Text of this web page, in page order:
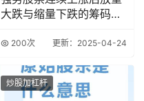
大跌与缩量下跌的筹码结
200次 更新：2025-04-24
炒股加杠杆